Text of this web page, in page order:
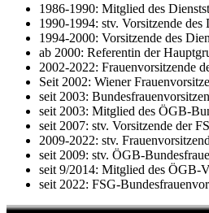
1986-1990: Mitglied des
1990-1994: stv. Vorsitzende des
1994-2000: Vorsitzende des
ab 2000: Referentin der
2002-2022: Frauenvorsitzende
Seit 2002: Wiener
seit 2003:
seit 2003: Mitglied des ÖGB-
seit 2007: stv. Vorsitzende der
2009-2022: stv.
seit 2009: stv. ÖGB-
seit 9/2014: Mitglied des ÖGB-
seit 2022: FSG-